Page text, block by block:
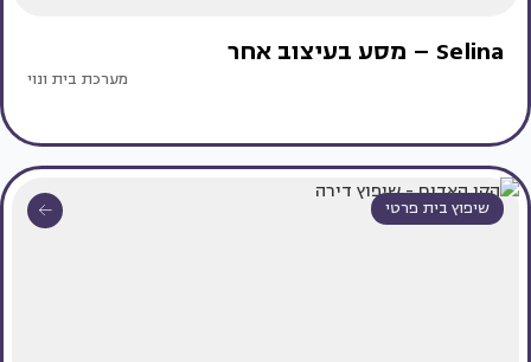
Selina – מסע בעיצוב אחר
מערכת בית ונוי
שיפוץ בית פרטי